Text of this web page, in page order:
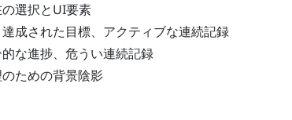
の選択とUI要素
達成された目標、アクティブな連続記録
的な進捗、危うい連続記録
のための背景陰影